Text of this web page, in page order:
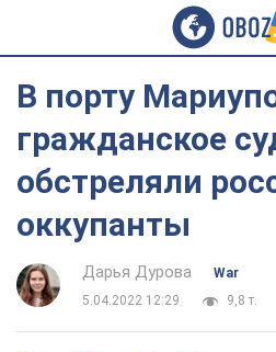
В порту
гражданское
обстреляли
оккупанты
Дарья Дурова
War
5.04.2022 12:29
9,8 т.